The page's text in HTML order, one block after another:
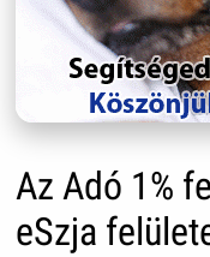
Az Adó 1%
eSzja